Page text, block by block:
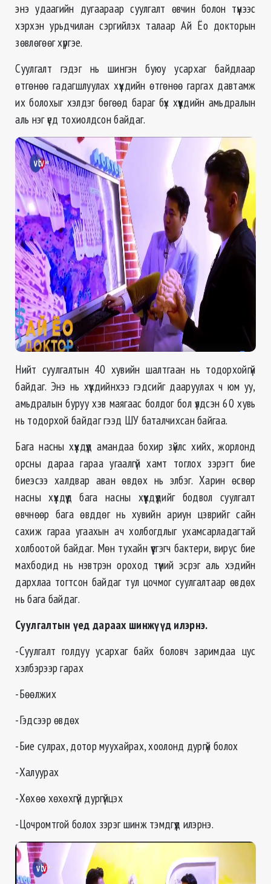
энэ удаагийн дугаараар суулгалт өвчин болон түүнээс
хэрхэн урьдчилан сэргийлэх талаар Ай Ёо докторын
зөвлөгөөг хүргэе.
Суулгалт гэдэг нь шингэн буюу усархаг байдлаар
өтгөнөө гадагшлуулах хүүхдийн өтгөнөө гаргах давтамж
их болохыг хэлдэг бөгөөд бараг бүх хүүхдийн амьдралын
аль нэг үед тохиолдсон байдаг.
Нийт суулгалтын 40 хувийн шалтгаан нь тодорхойгүй
байдаг. Энэ нь хүүхдийнхээ гэдсийг дааруулах ч юм уу,
амьдралын буруу хэв маягаас болдог бол үлдсэн 60 хувь
нь тодорхой байдаг гээд ШУ баталчихсан байгаа.
Бага насны хүүхдүүд амандаа бохир зүйлс хийх, жорлонд
орсны дараа гараа угаалгүй хамт тоглох зэрэгт бие
биеэсээ халдвар аван өвдөх нь элбэг. Харин өсвөр
насны хүүхдүүд бага насны хүүхдүүдийг бодвол суулгалт
өвчнөөр бага өвддөг нь хувийн ариун цэврийг сайн
сахиж гараа угаахын ач холбогдлыг ухамсарладагтай
холбоотой байдаг. Мөн тухайн үүсгэгч бактери, вирус бие
махбодид нь нэвтрэн ороход түүний эсрэг аль хэдийн
дархлаа тогтсон байдаг тул цочмог суулгалтаар өвдөх
нь бага байдаг.
Суулгалтын үед дараахшинжүүд илэрнэ.
-Суулгалт голдуу усархаг байх боловч заримдаа цус
хэлбэрээр гарах
-Бөөлжих
-Гэдсээр өвдөх
-Бие сулрах, дотор муухайрах, хоолонд дургүй болох
-Халуурах
-Хөхөө хөхөхгүй дургүйцэх
-Цочромтгой болох зэрэг шинж тэмдгүүд илэрнэ.